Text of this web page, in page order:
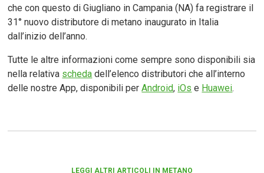
che con questo di Giugliano in Campania (NA) fa registrare il
31° nuovo distributore di metano inaugurato in Italia
dall’inizio dell’anno.
Tutte le altre informazioni come sempre sono disponibili sia
nella relativa scheda dell’elenco distributori che all’interno
delle nostre App, disponibili perAndroid, iOs e Huawei.
LEGGI ALTRI ARTICOLI IN METANO